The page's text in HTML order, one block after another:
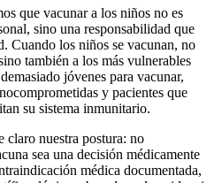
que vacunar a los niños no es
sino una responsabilidad que
Cuando los niños se vacunan, no
también a los más vulnerables
jóvenes para vacunar,
y pacientes que
su sistema inmunitario.
claro nuestra postura: no
sea una decisión médicamente
médica documentada,